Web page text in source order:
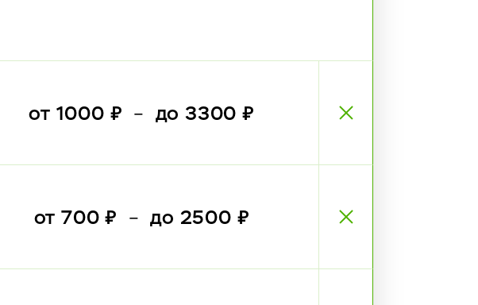
от 1000 ₽ — до 3300 ₽
от 700 ₽ — до 2500 ₽